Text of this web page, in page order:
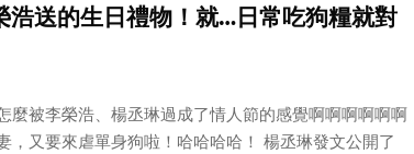
浩送的生日禮物！就…日常吃狗糧就對
麼被李榮浩、楊丞琳過成了情人節的感覺啊啊啊啊啊啊
，又要來虐單身狗啦！哈哈哈哈！ 楊丞琳發文公開了